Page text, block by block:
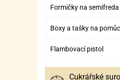
Formičky na semifreda
Boxy a tašky na
Flambovací pistol
Cukrářské